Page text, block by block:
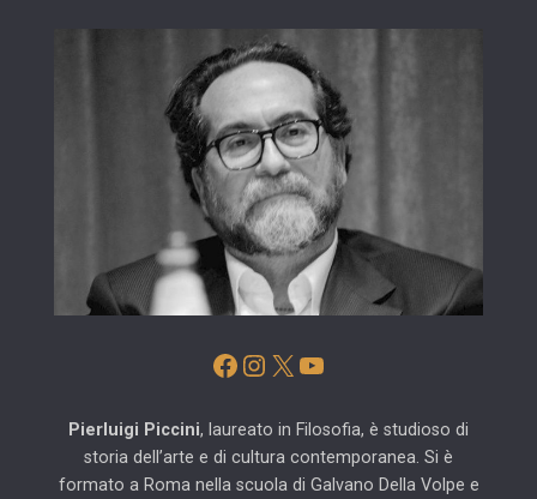
Facebook
Instagram
X YouTube
Pierluigi Piccini, laureato in Filosofia, è studioso di
storia dell’arte e di cultura contemporanea. Si è
formato a Roma nella scuola di Galvano Della Volpe e